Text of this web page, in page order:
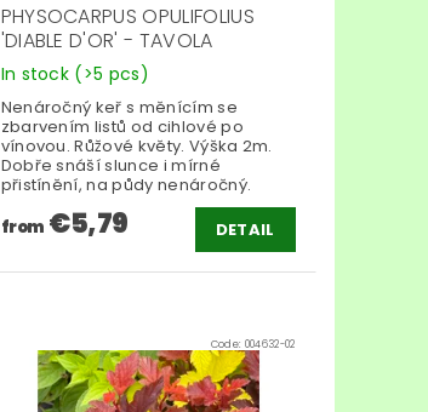
PHYSOCARPUS OPULIFOLIUS
'DIABLE D'OR' - TAVOLA
In stock (>5 pcs)
Nenáročný keř s měnícím se
zbarvením listů od cihlové po
vínovou. Růžové květy. Výška 2m.
Dobře snáší slunce i mírné
přistínění, na půdy nenáročný.
from €5,79 DETAIL
Code: 004632-02